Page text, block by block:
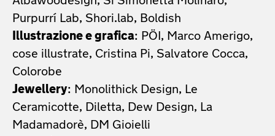
Purpurrí Lab, Shori.lab, Boldish
Illustrazione e grafica: PÖI, Marco Amerigo,
cose illustrate, Cristina Pi, Salvatore Cocca,
Colorobe
Jewellery: Monolithick Design, Le
Ceramicotte, Diletta, Dew Design, La
Madamadorè, DM Gioielli